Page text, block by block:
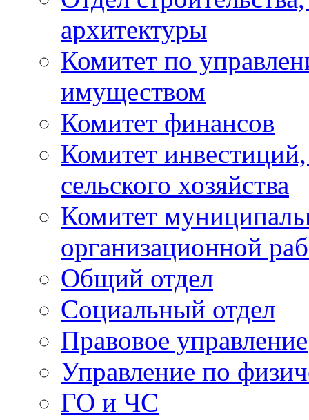
архитектуры
Комитет по
имуществом
Комитет финансов
Комитет
сельского хозяйства
Комитет
организационной
Общий отдел
Социальный отдел
Правовое управление
Управление по
ГО и ЧС